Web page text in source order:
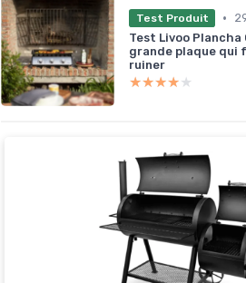
Test Produit •
Test Livoo Plancha
grande plaque qui
ruiner
★★★★★
★★★★★